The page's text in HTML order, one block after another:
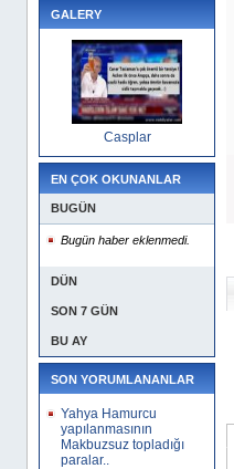
GALERY
Casplar
EN ÇOK OKUNANLAR
BUGÜN
Bugün haber eklenmedi.
DÜN
SON 7 GÜN
BU AY
SON YORUMLANANLAR
Yahya Hamurcu
yapılanmasının
Makbuzsuz topladığı
paralar..